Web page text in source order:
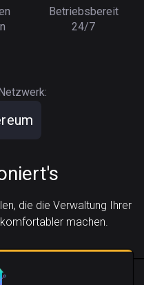
Betriebsbereit
24/7
die die Verwaltung Ihrer
machen.